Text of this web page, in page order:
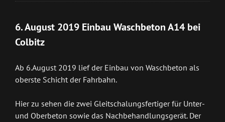
6. August 2019 Einbau Waschbeton A14 bei
Colbitz
Ab 6.August 2019 lief der Einbau von Waschbeton als
oberste Schicht der Fahrbahn.
Hier zu sehen die zwei Gleitschalungsfertiger für Unter-
und Oberbeton sowie das Nachbehandlungsgerät. Der